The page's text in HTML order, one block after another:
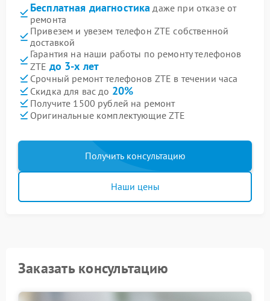
Бесплатная диагностика даже при отказе от
ремонта
Привезем и увезем телефон ZTE собственной
доставкой
Гарантия на наши работы по ремонту телефонов
ZTE до 3-х лет
Срочный ремонт телефонов ZTE в течении часа
Скидка для вас до 20%
Получите 1500 рублей на ремонт
Оригинальные комплектующие ZTE
Получить консультацию
Наши цены
Заказать консультацию